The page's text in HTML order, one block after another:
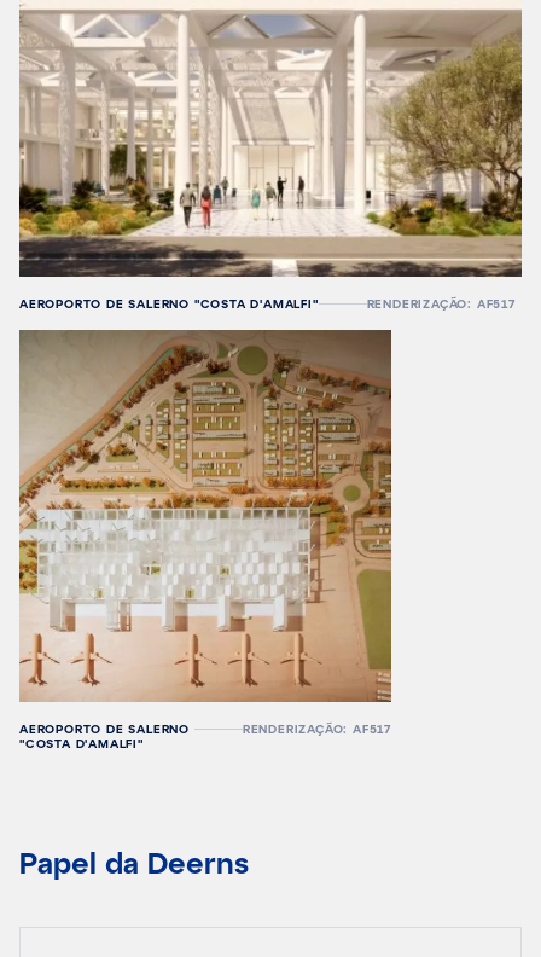
AEROPORTO DE SALERNO "COSTA D'AMALFI" RENDERIZAÇÃO: AF517
AEROPORTO DE SALERNO
"COSTA D'AMALFI"
RENDERIZAÇÃO: AF517
Papel da Deerns